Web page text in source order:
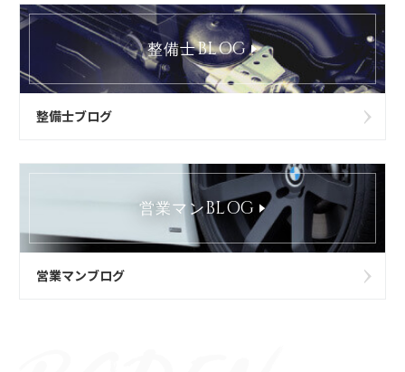
整備士BLOG
整備士ブログ
営業マンBLOG
営業マンブログ